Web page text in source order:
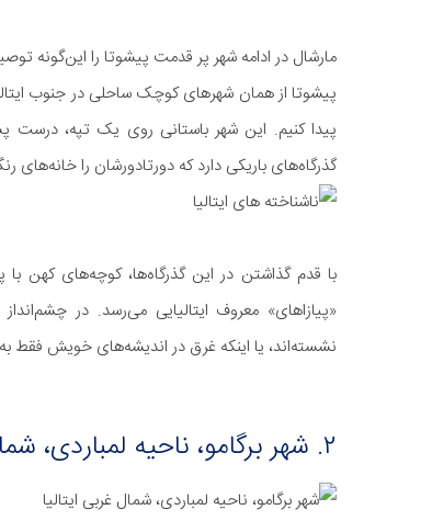
مارشال در ادامه شهر پر قدمت پیشوتا را این‌گونه
پیشوتا از همان شهرهای کوچک ساحلی در جنوب
پیدا کنیم. این شهر باستانی روی یک تپه، درست
گذرگاه‌های باریکی دارد که دورتادورشان را خانه‌های
با قدم گذاشتن در این گذرگاه‌ها، کوچه‌های کهن
«پیازاهای» معروف ایتالیایی می‌رسد. در
نشسته‌اند، یا اینکه غرق در اندیشه‌های خویش فقط
۲. شهر برگامو، ناحیه لمباردی، شمال غربی ایتالیا